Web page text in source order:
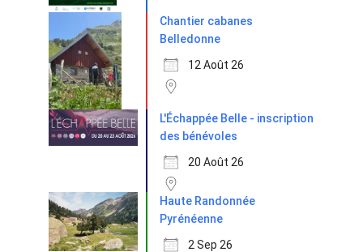
Chantier cabanes
Belledonne
12 Août 26
L'Échappée Belle - inscription
des bénévoles
20 Août 26
Haute Randonnée
Pyrénéenne
2 Sep 26